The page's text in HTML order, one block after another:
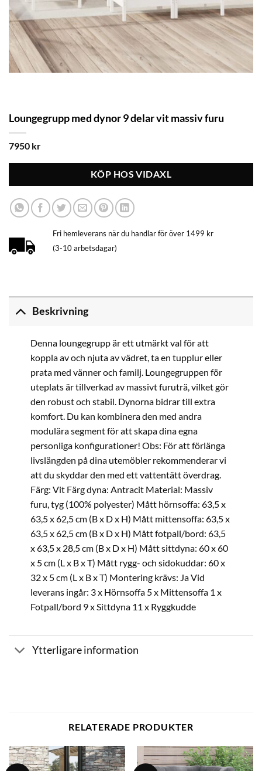
Loungegrupp med dynor 9 delar vit massiv furu
7950 kr
KÖP HOS VIDAXL
Fri hemleverans när du handlar för över 1499 kr
(3-10 arbetsdagar)
Beskrivning
Denna loungegrupp är ett utmärkt val för att
koppla av och njuta av vädret, ta en tupplur eller
prata med vänner och familj. Loungegruppen för
uteplats är tillverkad av massivt furuträ, vilket gör
den robust och stabil. Dynorna bidrar till extra
komfort. Du kan kombinera den med andra
modulära segment för att skapa dina egna
personliga konfigurationer! Obs: För att förlänga
livslängden på dina utemöbler rekommenderar vi
att du skyddar den med ett vattentätt överdrag.
Färg: Vit Färg dyna: Antracit Material: Massiv
furu, tyg (100% polyester) Mått hörnsoffa: 63,5 x
63,5 x 62,5 cm (B x D x H) Mått mittensoffa: 63,5 x
63,5 x 62,5 cm (B x D x H) Mått fotpall/bord: 63,5
x 63,5 x 28,5 cm (B x D x H) Mått sittdyna: 60 x 60
x 5 cm (L x B x T) Mått rygg- och sidokuddar: 60 x
32 x 5 cm (L x B x T) Montering krävs: Ja Vid
leverans ingår: 3 x Hörnsoffa 5 x Mittensoffa 1 x
Fotpall/bord 9 x Sittdyna 11 x Ryggkudde
Ytterligare information
RELATERADE PRODUKTER